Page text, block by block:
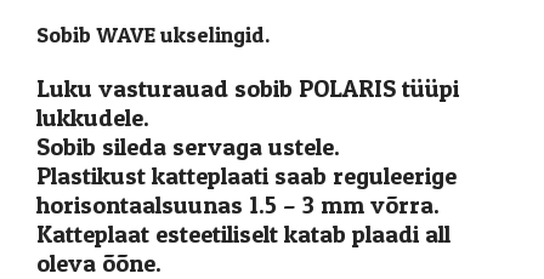
Sobib WAVE ukselingid.
Luku vasturauad sobib POLARIS tüüpi
lukkudele.
Sobib sileda servaga ustele.
Plastikust katteplaati saab reguleerige
horisontaalsuunas 1.5 – 3 mm võrra.
Katteplaat esteetiliselt katab plaadi all
oleva õõne.